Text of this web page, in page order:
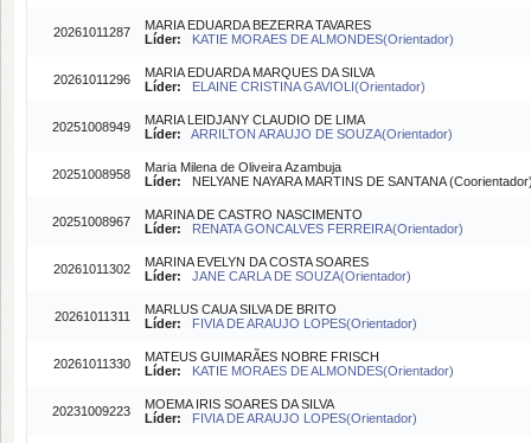
20261011287
MARIA EDUARDA BEZERRA TAVARES
Líder:
KATIE MORAES DE ALMONDES(Orientador)
20261011296
MARIA EDUARDA MARQUES DA SILVA
Líder:
ELAINE CRISTINA GAVIOLI(Orientador)
20251008949
MARIA LEIDJANY CLAUDIO DE LIMA
Líder:
ARRILTON ARAUJO DE SOUZA(Orientador)
20251008958
Maria Milena de Oliveira Azambuja
Líder: NELYANE NAYARA MARTINS DE SANTANA
20251008967
MARINA DE CASTRO NASCIMENTO
Líder:
RENATA GONCALVES FERREIRA(Orientador)
20261011302
MARINA EVELYN DA COSTA SOARES
Líder:
JANE CARLA DE SOUZA(Orientador)
20261011311
MARLUS CAUA SILVA DE BRITO
Líder:
FIVIA DE ARAUJO LOPES(Orientador)
20261011330
MATEUS GUIMARÃES NOBRE FRISCH
Líder:
KATIE MORAES DE ALMONDES(Orientador)
20231009223
MOEMA IRIS SOARES DA SILVA
Líder:
FIVIA DE ARAUJO LOPES(Orientador)